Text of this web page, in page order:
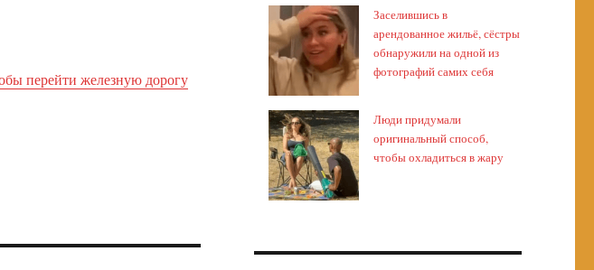
перейти железную дорогу
Заселившись в
арендованное жильё, сёстры
обнаружили на одной из
фотографий самих себя
Люди придумали
оригинальный способ,
чтобы охладиться в жару